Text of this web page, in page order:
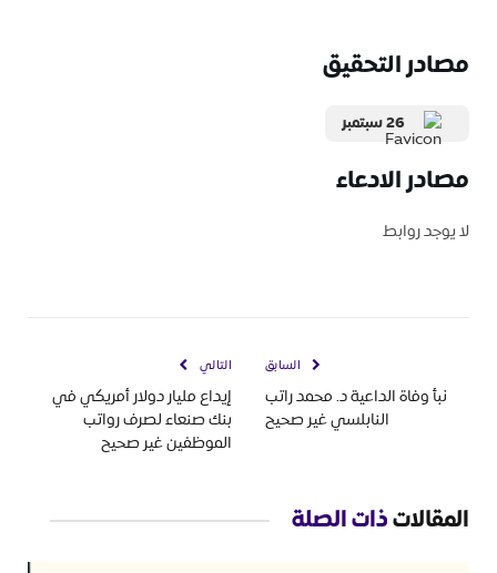
مصادر التحقيق
26 سبتمبر
مصادر الادعاء
لا يوجد روابط
السابق
نبأ وفاة الداعية د. محمد راتب
النابلسي غير صحيح
التالي
إيداع مليار دولار أمريكي في
بنك صنعاء لصرف رواتب
الموظفين غير صحيح
المقالاتذات الصلة